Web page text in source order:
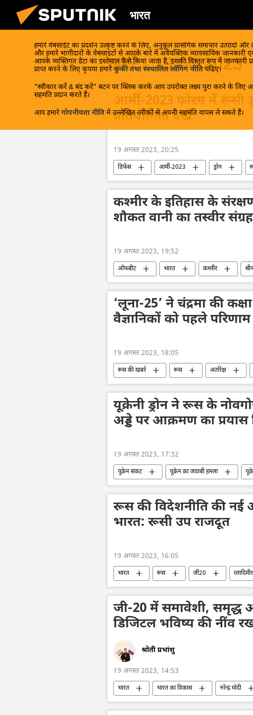
भारत
हमारे वेबसाईट का प्रदर्शन उत्कृष्ट करने के लिए, अनुकूल प्रासंगिक समाचार उत्पादों
और हमारे भागीदारों के वेबसाइटों से आपके बारे में अवैयक्तिक व्यावसायिक जानकारी
आपके व्यक्तिगत डेटा का इस्तेमाल कैसे किया जाता है, इसकी विस्तृत रूप में जानकारी
प्राप्त करने के लिए कृपया हमारे कूकी तथा स्वचालित लॉगिंग नीति पढ़िए।
“स्वीकार करें & बंद करें” बटन पर क्लिक करके आप उपरोक्त लक्ष्य पुरा करने के लिए
सहमति प्रदान करते हैं।
आप हमारे गोपनीयता नीति में उल्लेखित तरीकों से अपनी सहमति वापस ले सकते हैं।
खबरें - 19.08.2023
प्रतियोगिता देखें
19 अगस्त 2023, 20:25
डिफेंस आर्मी-2023 ड्रोन
ड्रोन हमला
रूसी सेना राष्ट्रीय सुरक्षा
कश्मीर के इतिहास के
शौकत वानी का तस्वीर संग्रह
19 अगस्त 2023, 19:52
ऑफबीट भारत कश्मीर
दिल्ली
दक्षिण एशिया
‘लूना-25’ ने चंद्रमा की
वैज्ञानिकों को पहले परिणाम
19 अगस्त 2023, 18:05
रूस की खबरें रूस अंतरिक्ष
विज्ञान एवं प्रौद्योगिकी
अंतरिक्ष उद्योग
यूक्रेनी ड्रोन ने रूस के
अड्डे पर आक्रमण का प्रयास
19 अगस्त 2023, 17:32
यूक्रेन संकट यूक्रेन का जवाबी हमला
विशेष सैन्य अभियान
आतंकी हमले
रूस की विदेशनीति की नई
भारत: रूसी उप राजदूत
19 अगस्त 2023, 16:05
भारत रूस जी20
सामूहिक पश्चिम
प्रतिबंध अर्थव्यवस्था
भारत का विकास
द्विपक्षीय रिश्ते
जी-20 में समावेशी, समृद्ध
डिजिटल भविष्य की नींव
श्रोती प्रभांशु
19 अगस्त 2023, 14:53
भारत भारत का विकास नरेन्द्र मोदी
दक्षिण एशिया
विज्ञान एवं प्रौद्योगिकी